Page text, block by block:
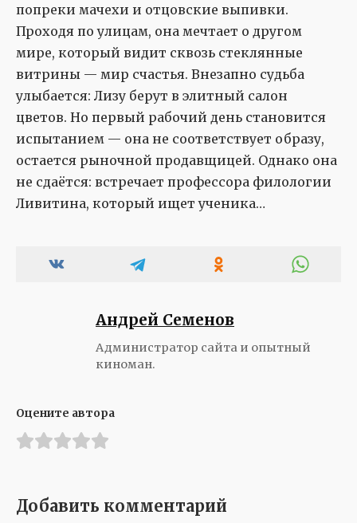
попреки мачехи и отцовские выпивки.
Проходя по улицам, она мечтает о другом
мире, который видит сквозь стеклянные
витрины — мир счастья. Внезапно судьба
улыбается: Лизу берут в элитный салон
цветов. Но первый рабочий день становится
испытанием — она не соответствует образу,
остается рыночной продавщицей. Однако она
не сдаётся: встречает профессора филологии
Ливитина, который ищет ученика…
Андрей Семенов
Администратор сайта и опытный
киноман.
Оцените автора
Добавить комментарий